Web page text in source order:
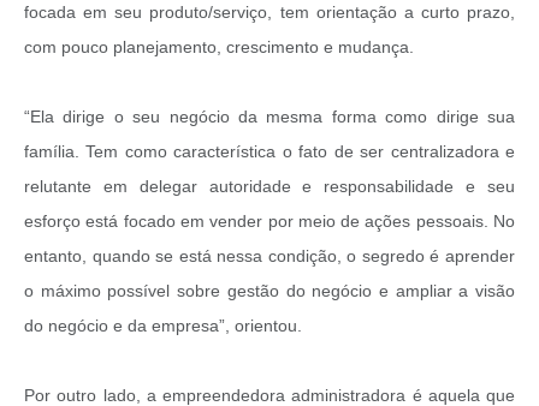
focada em seu produto/serviço, tem orientação a curto prazo,
com pouco planejamento, crescimento e mudança.
“Ela dirige o seu negócio da mesma forma como dirige sua
família. Tem como característica o fato de ser centralizadora e
relutante em delegar autoridade e responsabilidade e seu
esforço está focado em vender por meio de ações pessoais. No
entanto, quando se está nessa condição, o segredo é aprender
o máximo possível sobre gestão do negócio e ampliar a visão
do negócio e da empresa”, orientou.
Por outro lado, a empreendedora administradora é aquela que